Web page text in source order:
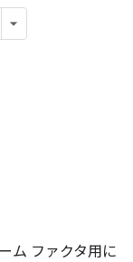
ム ファクタ用に